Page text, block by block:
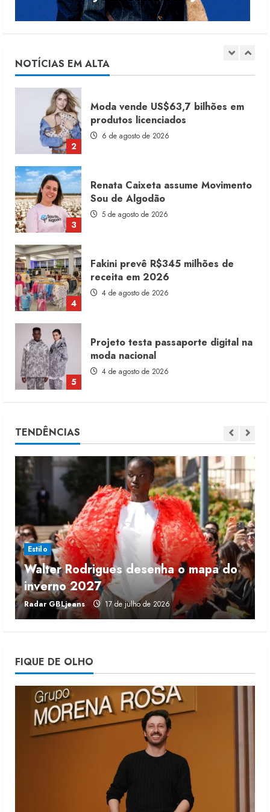
NOTÍCIAS EM ALTA
2
6 de agosto de 2026
3
Renata Caixeta assume Movimento
Sou de Algodão
5 de agosto de 2026
4
Fakini prevê R$345 milhões de
receita em 2026
4 de agosto de 2026
5
Projeto testa passaporte digital na
moda nacional
4 de agosto de 2026
1
Dia dos Pais reforça retomada da
moda no varejo
7 de agosto de 2026
2
3
Renata Caixeta assume Movimento
Sou de Algodão
5 de agosto de 2026
4
Fakini prevê R$345 milhões de
receita em 2026
4 de agosto de 2026
5
Projeto testa passaporte digital na
moda nacional
4 de agosto de 2026
TENDÊNCIAS
Estilo
Walter Rodrigues desenha o mapa do
inverno 2027
Radar GBLjeans 17 de julho de 2026
FIQUE DE OLHO